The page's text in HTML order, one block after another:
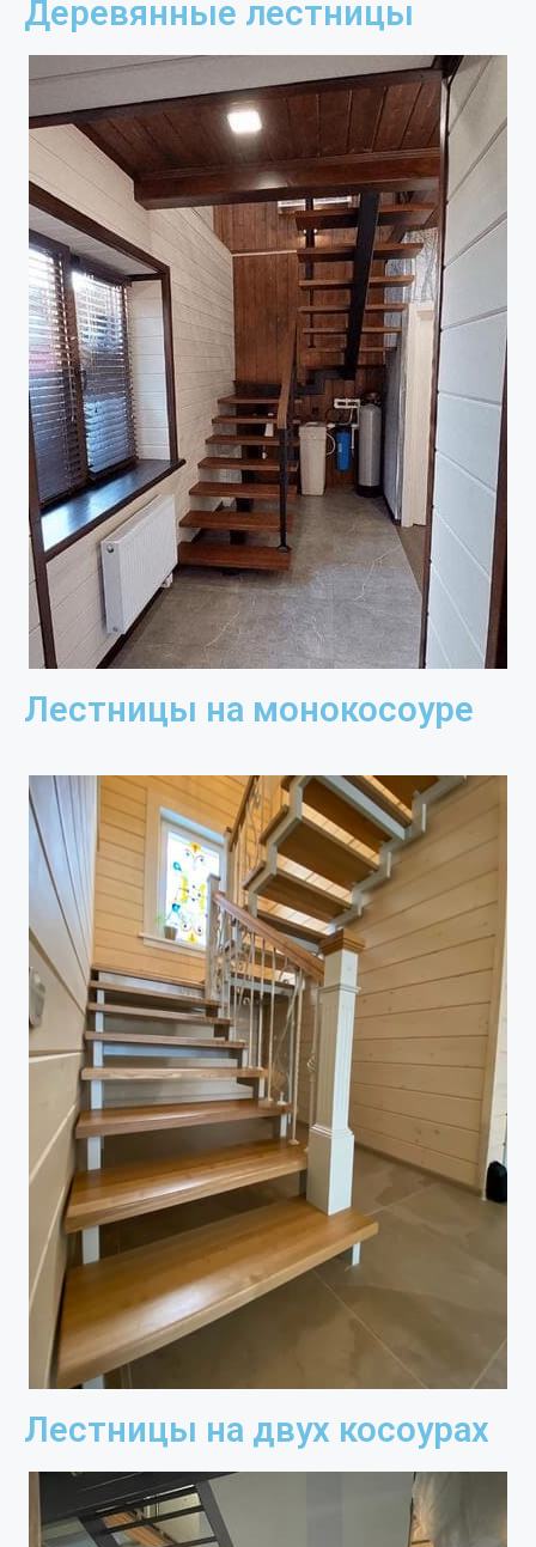
Деревянные лестницы
Лестницы на монокосоуре
Лестницы на двух косоурах